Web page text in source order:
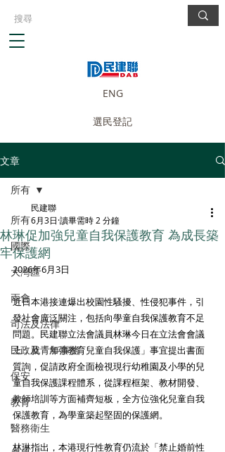
ENG
選民登記
文章
所有
國際
大灣區
兩會
司法及法律
民政及青年事務
保安
教育
醫務衛生
所有
林琳促加強兒童自我保護教育 為成長築
牢保護網
民建聯
6月3日 讀畢需時 2 分鐘
2026年6月3日
近日本港接連爆出校園性騷擾、性侵犯事件，引
發社會廣泛關注，包括向學童自我保護教育不足
問題。民建聯立法會議員林琳今日在立法會會議
上，就「加強教育兒童自我保護」事宜提出書面
質詢，促請政府全面檢視現行幼稚園及小學的兒
童自我保護課程體系，從課程框架、教材開發、
教師培訓等方面補齊短板，全方位強化兒童自我
保護教育，為學童築起堅固的保護網。
林琳指出，本港現行性教育仍流於「禁止婚前性